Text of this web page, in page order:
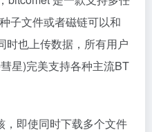
子文件或者磁链可以和
时也上传数据，所有用户
星)完美支持各种主流BT
，即使同时下载多个文件